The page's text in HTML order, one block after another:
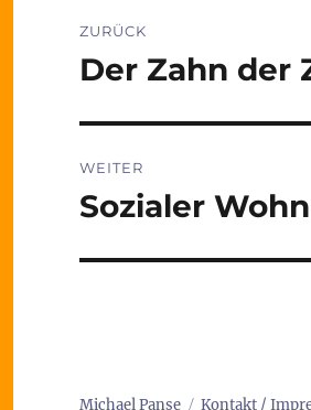
ZURÜCK
Vorheriger
Der Zahn der
WEITER
Nächster
Sozialer
Michael Panse Kontakt /